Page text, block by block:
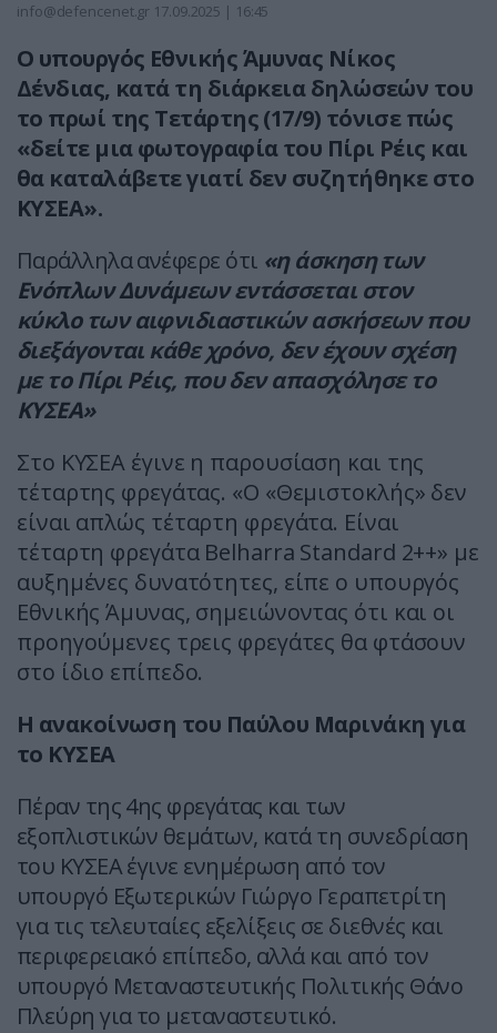
info@defencenet.gr 17.09.2025 | 16:45
Ο υπουργός Εθνικής Άμυνας Νίκος
Δένδιας, κατά τη διάρκεια δηλώσεών του
το πρωί της Τετάρτης (17/9) τόνισε πώς
«δείτε μια φωτογραφία του Πίρι Ρέις και
θα καταλάβετε γιατί δεν συζητήθηκε στο
ΚΥΣΕΑ».
Παράλληλα ανέφερε ότι «η άσκηση των
Ενόπλων Δυνάμεων εντάσσεται στον
κύκλο των αιφνιδιαστικών ασκήσεων που
διεξάγονται κάθε χρόνο, δεν έχουν σχέση
με το Πίρι Ρέις, που δεν απασχόλησε το
ΚΥΣΕΑ»
Στο ΚΥΣΕΑ έγινε η παρουσίαση και της
τέταρτης φρεγάτας. «Ο «Θεμιστοκλής» δεν
είναι απλώς τέταρτη φρεγάτα. Είναι
τέταρτη φρεγάτα Belharra Standard 2++» με
αυξημένες δυνατότητες, είπε ο υπουργός
Εθνικής Άμυνας, σημειώνοντας ότι και οι
προηγούμενες τρεις φρεγάτες θα φτάσουν
στο ίδιο επίπεδο.
Η ανακοίνωση του Παύλου Μαρινάκη για
το ΚΥΣΕΑ
Πέραν της 4ης φρεγάτας και των
εξοπλιστικών θεμάτων, κατά τη συνεδρίαση
του ΚΥΣΕΑ έγινε ενημέρωση από τον
υπουργό Εξωτερικών Γιώργο Γεραπετρίτη
για τις τελευταίες εξελίξεις σε διεθνές και
περιφερειακό επίπεδο, αλλά και από τον
υπουργό Μεταναστευτικής Πολιτικής Θάνο
Πλεύρη για το μεταναστευτικό.